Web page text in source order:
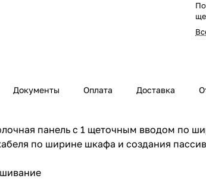
Документы Оплата Доставка
панель с 1 щеточным вводом по
по ширине шкафа и создания